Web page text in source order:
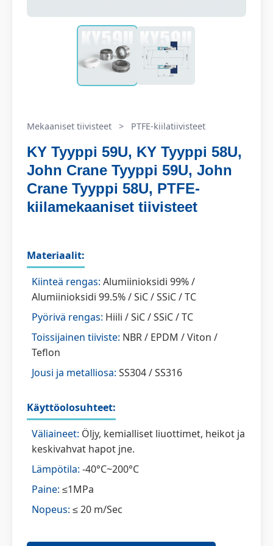
Mekaaniset tiivisteet > PTFE-kiilatiivisteet
KY Tyyppi 59U, KY Tyyppi 58U,
John Crane Tyyppi 59U, John
Crane Tyyppi 58U, PTFE-
kiilamekaaniset tiivisteet
Materiaalit:
Kiinteä rengas: Alumiinioksidi 99% /
Alumiinioksidi 99.5% / SiC / SSiC / TC
Pyörivä rengas: Hiili / SiC / SSiC / TC
Toissijainen tiiviste: NBR / EPDM / Viton /
Teflon
Jousi ja metalliosa: SS304 / SS316
Käyttöolosuhteet:
Väliaineet: Öljy, kemialliset liuottimet, heikot ja
keskivahvat hapot jne.
Lämpötila: -40°C~200°C
Paine: ≤1MPa
Nopeus: ≤ 20 m/Sec